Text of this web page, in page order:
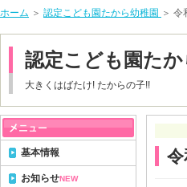
ホーム ＞ 認定こども園たから幼稚園 ＞ 令
認定こども園たか
大きくはばたけ! たからの子!!
基本情報
お知らせNEW